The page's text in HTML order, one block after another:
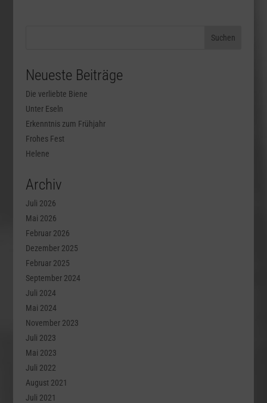
Neueste Beiträge
Die verliebte Biene
Unter Eseln
Erkenntnis zum Frühjahr
Frohes Fest
Helene
Archiv
Juli 2026
Mai 2026
Februar 2026
Dezember 2025
Februar 2025
September 2024
Juli 2024
Mai 2024
November 2023
Juli 2023
Mai 2023
Juli 2022
August 2021
Juli 2021